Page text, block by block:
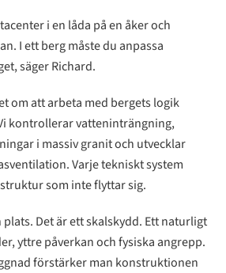
i en låda på en åker och
I ett berg måste du anpassa
säger Richard.
om att arbeta med bergets logik
kontrollerar vatteninträngning,
i massiv granit och utvecklar
Varje tekniskt system
som inte flyttar sig.
plats. Det är ett skalskydd. Ett naturligt
yttre påverkan och fysiska angrepp.
förstärker man konstruktionen